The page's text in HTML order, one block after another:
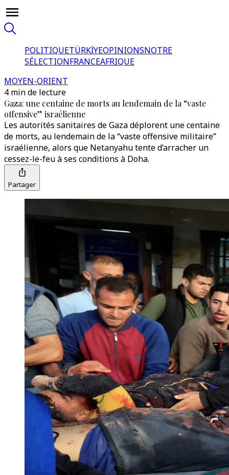
POLITIQUETÜRKİYEOPINIONSNOTRE
SÉLECTIONFRANCEAFRIQUE
MOYEN-ORIENT
4 min de lecture
Gaza: une centaine de morts au lendemain de la “vaste
offensive” israélienne
Les autorités sanitaires de Gaza déplorent une centaine
de morts, au lendemain de la “vaste offensive militaire”
israélienne, alors que Netanyahu tente d’arracher un
cessez-le-feu à ses conditions à Doha.
Partager